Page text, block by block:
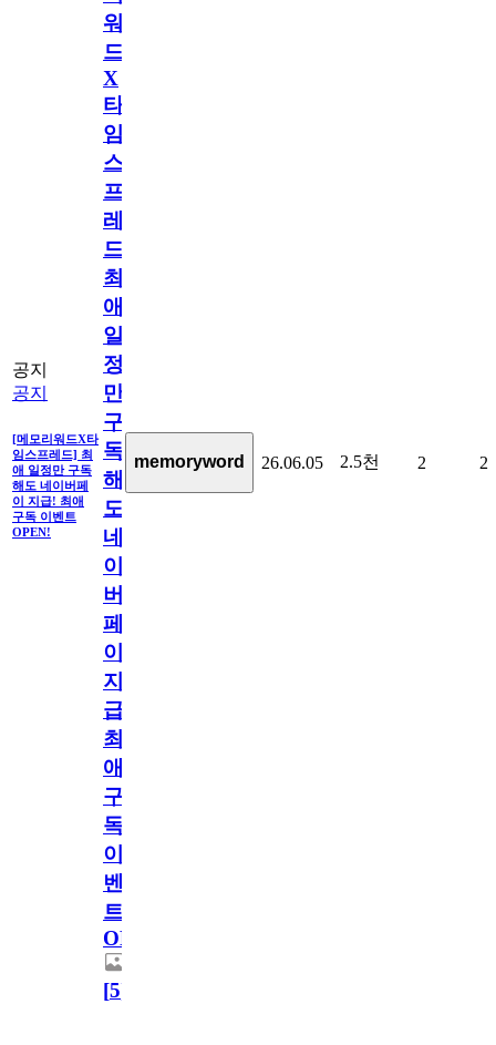
공지
공지
[메모리워드X타
임스프레드] 최
애 일정만 구독
해도 네이버페
이 지급! 최애
구독 이벤트
OPEN!
워
드
X
타
임
스
프
레
드]
최
애
일
정
만
구
독
해
도
네
이
버
페
이
지
급!
최
애
구
독
이
벤
트
OPEN!
[5]
memoryword 26.06.05 2.5천 2 2